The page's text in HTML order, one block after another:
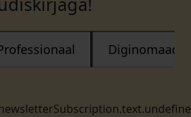
Diginomaad